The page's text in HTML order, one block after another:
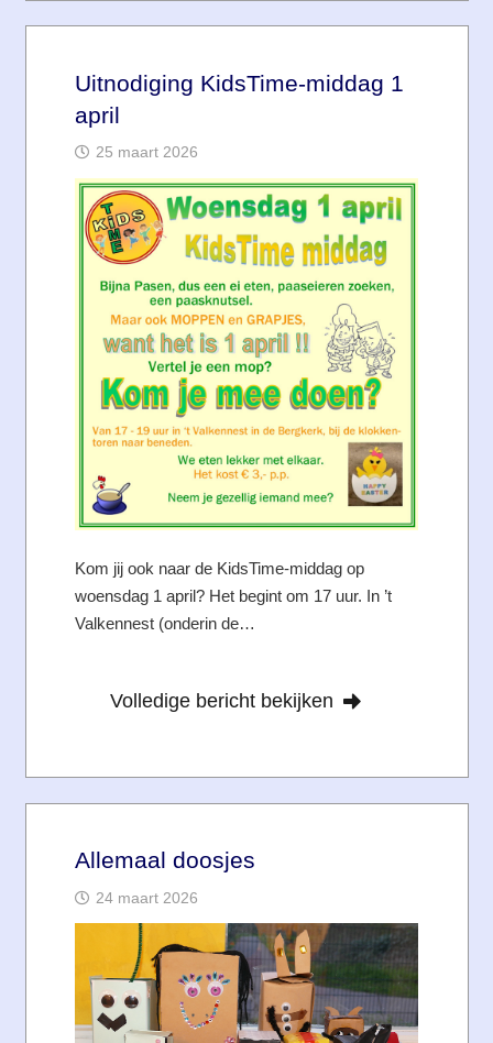
Uitnodiging KidsTime-middag 1
april
25 maart 2026
Kom jij ook naar de KidsTime-middag op
woensdag 1 april? Het begint om 17 uur. In ’t
Valkennest (onderin de…
Volledige bericht bekijken
Allemaal doosjes
24 maart 2026